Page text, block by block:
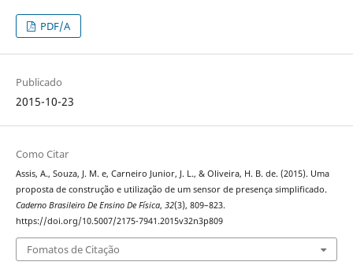
PDF/A
Publicado
2015-10-23
Como Citar
Assis, A., Souza, J. M. e, Carneiro Junior, J. L., & Oliveira, H. B. de. (2015). Uma
proposta de construção e utilização de um sensor de presença simplificado.
Caderno Brasileiro De Ensino De Física, 32(3), 809–823.
https://doi.org/10.5007/2175-7941.2015v32n3p809
Fomatos de Citação